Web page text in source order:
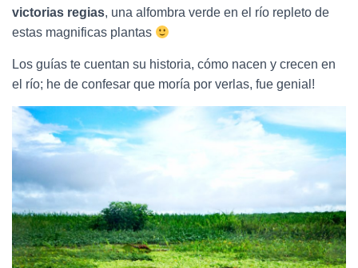
victorias regias, una alfombra verde en el río repleto de
estas magnificas plantas
Los guías te cuentan su historia, cómo nacen y crecen en
el río; he de confesar que moría por verlas, fue genial!